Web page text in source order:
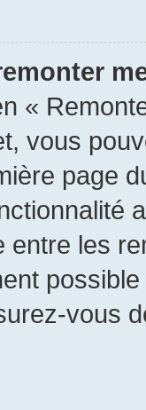
«
vous
page
entre les
vous